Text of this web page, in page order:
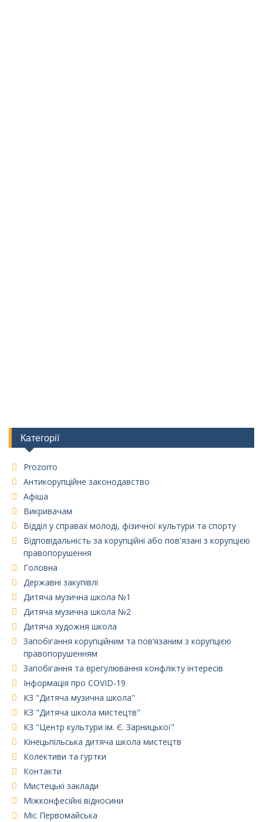
Категорії
Prozorro
Антикорупційне законодавство
Афіша
Викривачам
Відділ у справах молоді, фізичної культури та спорту
Відповідальність за корупційні або пов'язані з корупцією
правопорушення
Головна
Державні закупівлі
Дитяча музична школа №1
Дитяча музична школа №2
Дитяча художня школа
Запобігання корупційним та пов’язаним з корупцією
правопорушенням
Запобігання та врегулювання конфлікту інтересів
Інформація про COVID-19
КЗ "Дитяча музична школа"
КЗ "Дитяча школа мистецтв"
КЗ "Центр культури ім. Є. Зарницької"
Кінецьпільська дитяча школа мистецтв
Колективи та гуртки
Контакти
Мистецькі заклади
Міжконфесійні відносини
Міс Первомайська